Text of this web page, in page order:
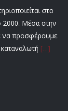
στο
2000. Μέσα στην
να προσφέρουμε
[…]